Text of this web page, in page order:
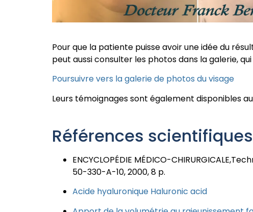
Pour que la patiente puisse avoir une idée du
peut aussi consulter les photos dans la galerie,
Poursuivre vers la galerie de photos du visage
Leurs témoignages sont également disponibles
Références
ENCYCLOPÉDIE MÉDICO-
50-330-A-10, 2000, 8 p.
Acide hyaluronique Haluronic acid